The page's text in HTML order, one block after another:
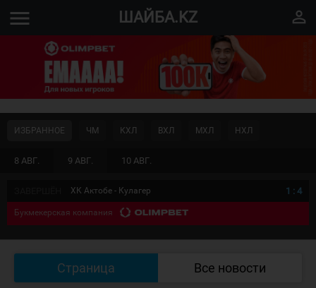
menu ШАЙБА.KZ perm_identity
8 АВГ. 9 АВГ. 10 АВГ.
ИЗБРАННОЕ ЧМ КХЛ ВХЛ МХЛ НХЛ
ХК Актобе - Кулагер 1 : 4
Букмекерская компания
Страница Все новости